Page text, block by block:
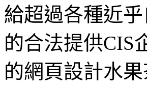
給超過各種近
的合法提供CIS
的網頁設計水